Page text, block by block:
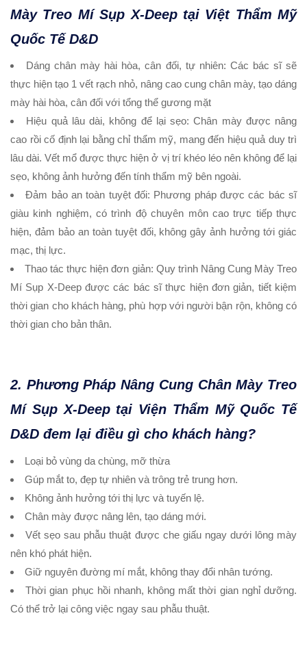
Mày Treo Mí Sụp X-Deep tại Việt Thẩm Mỹ
Quốc Tế D&D
Dáng chân mày hài hòa, cân đối, tự nhiên: Các bác sĩ sẽ
thực hiện tạo 1 vết rạch nhỏ, nâng cao cung chân mày, tạo dáng
mày hài hòa, cân đối với tổng thể gương mặt
Hiệu quả lâu dài, không để lại sẹo: Chân mày được nâng
cao rồi cố định lại bằng chỉ thẩm mỹ, mang đến hiệu quả duy trì
lâu dài. Vết mổ được thực hiện ở vị trí khéo léo nên không để lại
sẹo, không ảnh hưởng đến tính thẩm mỹ bên ngoài.
Đảm bảo an toàn tuyệt đối: Phương pháp được các bác sĩ
giàu kinh nghiệm, có trình độ chuyên môn cao trực tiếp thực
hiện, đảm bảo an toàn tuyệt đối, không gây ảnh hưởng tới giác
mạc, thị lực.
Thao tác thực hiện đơn giản: Quy trình Nâng Cung Mày Treo
Mí Sụp X-Deep được các bác sĩ thực hiện đơn giản, tiết kiệm
thời gian cho khách hàng, phù hợp với người bận rộn, không có
thời gian cho bản thân.
2. Phương Pháp Nâng Cung Chân Mày Treo
Mí Sụp X-Deep tại Viện Thẩm Mỹ Quốc Tế
D&D đem lại điều gì cho khách hàng?
Loại bỏ vùng da chùng, mỡ thừa
Gúp mắt to, đẹp tự nhiên và trông trẻ trung hơn.
Không ảnh hưởng tới thị lực và tuyến lệ.
Chân mày được nâng lên, tạo dáng mới.
Vết sẹo sau phẫu thuật được che giấu ngay dưới lông mày
nên khó phát hiện.
Giữ nguyên đường mí mắt, không thay đổi nhân tướng.
Thời gian phục hồi nhanh, không mất thời gian nghỉ dưỡng.
Có thể trở lại công việc ngay sau phẫu thuật.